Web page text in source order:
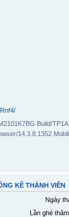
Build/
14.3.8.1352
KÊ THÀNH VIÊN
Ngày
Lần ghé